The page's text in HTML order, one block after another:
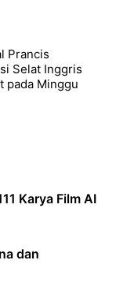
Prancis
Selat Inggris
pada Minggu
Karya Film AI
dan